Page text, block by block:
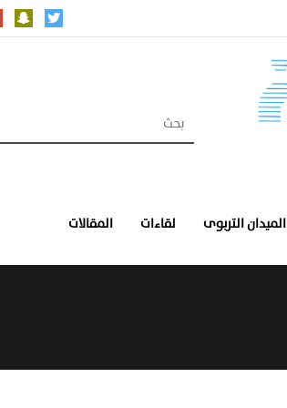
الميدان التربوى لقاءات المقالات